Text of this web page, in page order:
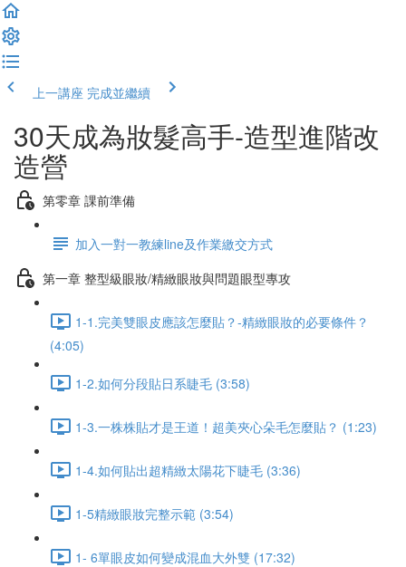
上一講座 完成並繼續
30天成為妝髮高手-造型進階改
造營
第零章 課前準備
加入一對一教練line及作業繳交方式
第一章 整型級眼妝/精緻眼妝與問題眼型專攻
1-1.完美雙眼皮應該怎麼貼？-精緻眼妝的必要條件？
(4:05)
1-2.如何分段貼日系睫毛 (3:58)
1-3.一株株貼才是王道！超美夾心朵毛怎麼貼？ (1:23)
1-4.如何貼出超精緻太陽花下睫毛 (3:36)
1-5精緻眼妝完整示範 (3:54)
1- 6單眼皮如何變成混血大外雙 (17:32)